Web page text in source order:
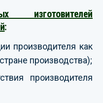
изготовителей
:
производителя как
производства);
производителя